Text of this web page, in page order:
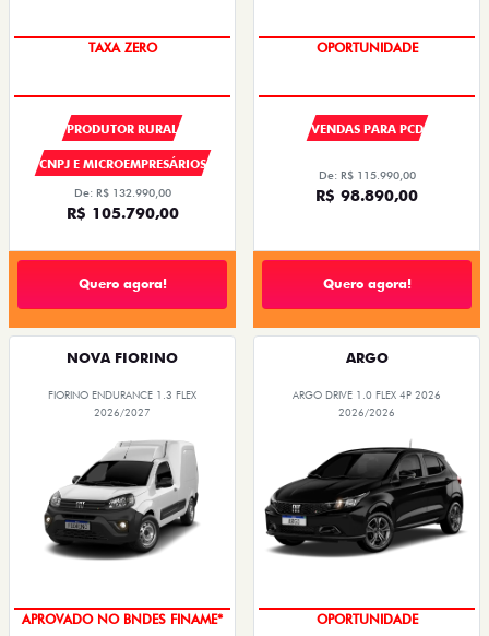
TAXA ZERO
PRODUTOR RURAL
CNPJ E MICROEMPRESÁRIOS
De: R$ 132.990,00
R$ 105.790,00
Quero agora!
OPORTUNIDADE
VENDAS PARA PCD
De: R$ 115.990,00
R$ 98.890,00
Quero agora!
NOVA FIORINO
FIORINO ENDURANCE 1.3 FLEX
2026/2027
APROVADO NO BNDES FINAME*
ARGO
ARGO DRIVE 1.0 FLEX 4P 2026
2026/2026
OPORTUNIDADE